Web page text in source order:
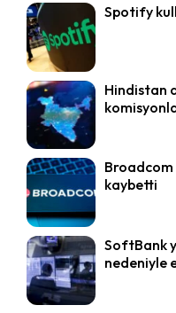
Spotify
Hindistan
Broadcom
kaybetti
SoftBank
nedeniyle